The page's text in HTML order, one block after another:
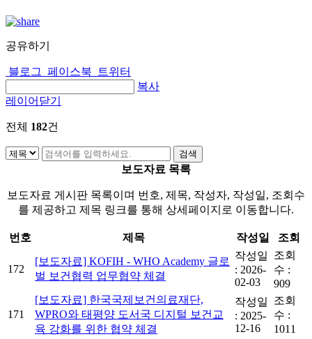
공유하기
블로그 페이스북
트위터
복사
레이어닫기
전체 182건
보도자료 목록
보도자료 게시판 목록이며 번호, 제목, 작성자, 작성일, 조회수
를 제공하고 제목 링크를 통해 상세페이지로 이동합니다.
번호 제목 작성일 조회
172
[보도자료] KOFIH - WHO Academy 글로
벌 보건협력 업무협약 체결
작성일
: 2026-
02-03
조회
수 :
909
171
[보도자료] 한국국제보건의료재단,
WPRO와 태평양 도서국 디지털 보건교
육 강화를 위한 협약 체결
작성일
: 2025-
12-16
조회
수 :
1011